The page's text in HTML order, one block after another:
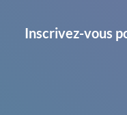
Inscrivez-vous